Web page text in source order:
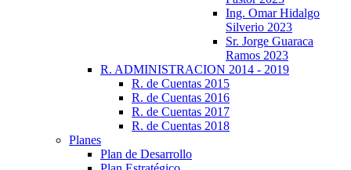
Ing. Omar Hidalgo
Silverio 2023
Sr. Jorge Guaraca
Ramos 2023
R. ADMINISTRACION 2014 - 2019
R. de Cuentas 2015
R. de Cuentas 2016
R. de Cuentas 2017
R. de Cuentas 2018
Planes
Plan de Desarrollo